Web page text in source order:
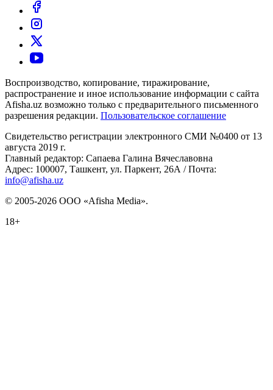
Воспроизводство, копирование, тиражирование,
распространение и иное использование информации с сайта
Afisha.uz возможно только с предварительного письменного
разрешения редакции. Пользовательское соглашение
Свидетельство регистрации электронного СМИ №0400 от 13
августа 2019 г.
Главный редактор: Сапаева Галина Вячеславовна
Адрес: 100007, Ташкент, ул. Паркент, 26А / Почта:
info@afisha.uz
© 2005-2026 ООО «Afisha Media».
18+